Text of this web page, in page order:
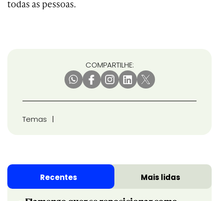
todas as pessoas.
COMPARTILHE:
Temas
Recentes Mais lidas